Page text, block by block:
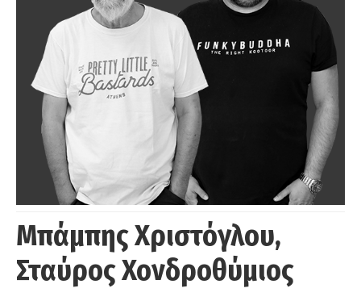
Μπάμπης Χριστόγλου,
Σταύρος Χονδροθύμιος